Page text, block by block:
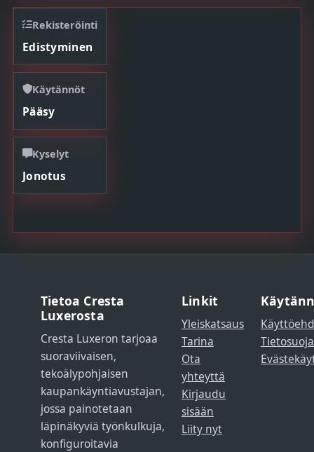
Rekisteröinti
Edistyminen
Käytännöt
Pääsy
Kyselyt
Jonotus
Tietoa Cresta
Luxerosta
Cresta Luxeron tarjoaa
suoraviivaisen,
tekoälypohjaisen
kaupankäyntiavustajan,
jossa painotetaan
läpinäkyviä työnkulkuja,
konfiguroitavia
Linkit
Yleiskatsaus
Tarina
Ota
yhteyttä
Kirjaudu
sisään
Liity nyt